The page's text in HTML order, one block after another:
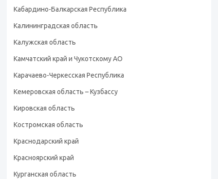
Кабардино-Балкарская Республика
Калининградская область
Калужская область
Камчатский край и Чукотскому АО
Карачаево-Черкесская Республика
Кемеровская область – Кузбассу
Кировская область
Костромская область
Краснодарский край
Красноярский край
Курганская область